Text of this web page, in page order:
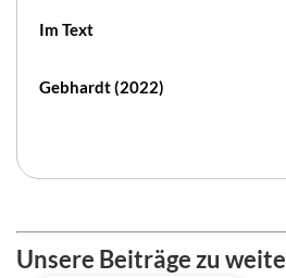
Im Text
Gebhardt (2022)
Unsere Beiträge zu